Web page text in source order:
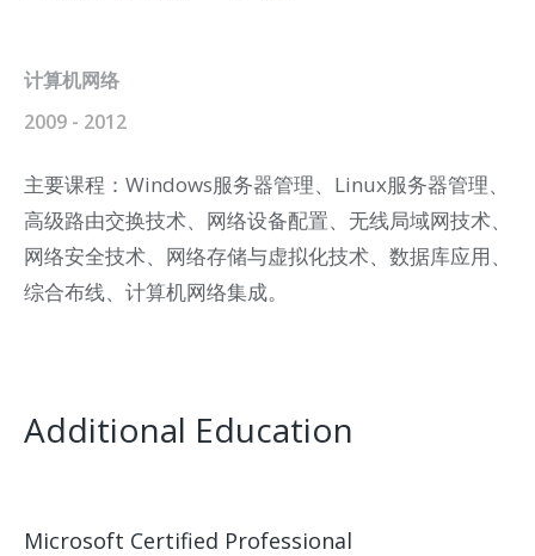
计算机网络
2009 - 2012
主要课程：Windows服务器管理、Linux服务器管理、
高级路由交换技术、网络设备配置、无线局域网技术、
网络安全技术、网络存储与虚拟化技术、数据库应用、
综合布线、计算机网络集成。
Additional Education
Microsoft Certified Professional